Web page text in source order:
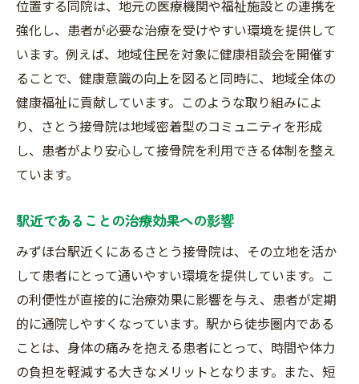
位置する同院は、地元の医療機関や福祉施設との連携を
強化し、患者が必要な治療を受けやすい環境を提供して
います。例えば、地域住民を対象に健康相談会を開催す
ることで、健康意識の向上を図ると同時に、地域全体の
健康福祉に貢献しています。このような取り組みによ
り、さとう接骨院は地域密着型のコミュニティを形成
し、患者がより安心して接骨院を利用できる体制を整え
ています。
駅近であることの治療効果への影響
みずほ台駅近くにあるさとう接骨院は、その立地を活か
して患者にとって通いやすい環境を提供しています。こ
の利便性が直接的に治療効果に影響を与え、患者が定期
的に通院しやすくなっています。駅から徒歩圏内である
ことは、身体の痛みを抱える患者にとって、時間や体力
の負担を軽減する大きなメリットとなります。また、短